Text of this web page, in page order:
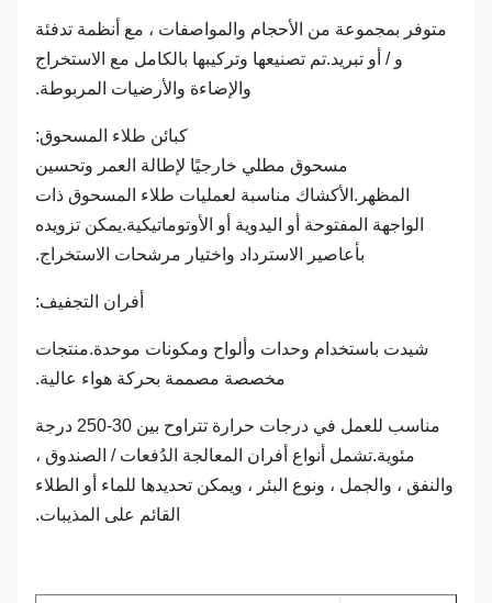
متوفر بمجموعة من الأحجام والمواصفات ، مع أنظمة تدفئة
و / أو تبريد.تم تصنيعها وتركيبها بالكامل مع الاستخراج
والإضاءة والأرضيات المربوطة.
كبائن طلاء المسحوق:
مسحوق مطلي خارجيًا لإطالة العمر وتحسين
المظهر.الأكشاك مناسبة لعمليات طلاء المسحوق ذات
الواجهة المفتوحة أو اليدوية أو الأوتوماتيكية.يمكن تزويده
بأعاصير الاسترداد واختيار مرشحات الاستخراج.
أفران التجفيف:
شيدت باستخدام وحدات وألواح ومكونات موحدة.منتجات
مخصصة مصممة بحركة هواء عالية.
مناسب للعمل في درجات حرارة تتراوح بين 30-250 درجة
مئوية.تشمل أنواع أفران المعالجة الدُفعات / الصندوق ،
والنفق ، والجمل ، ونوع البئر ، ويمكن تحديدها للماء أو الطلاء
القائم على المذيبات.